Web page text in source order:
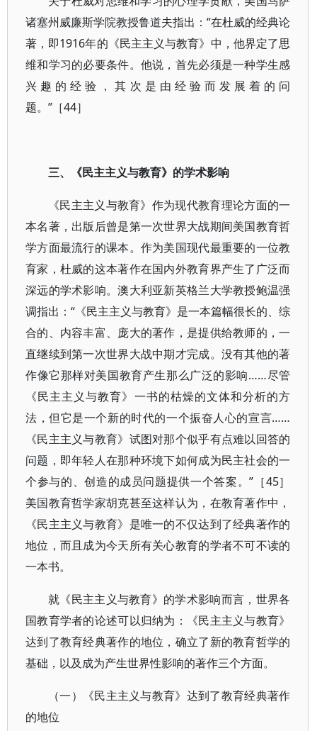
诸塞州威廉斯学院教授鲁道夫指出：“在杜威的经典论
著，即1916年的《民主主义与教育》中，他界定了思
维和学习的必要条件。他说，首先必须是一种学生感
兴趣的经验，其次是由经验而发展着的问
题。”［44］
三、《民主主义与教育》的学术影响
《民主主义与教育》作为现代教育理论方面的一
本名著，出版后曾是第一次世界大战期间美国教育哲
学方面最流行的课本。作为美国现代最重要的一位教
育家，杜威的这本著作在国内外教育界产生了广泛而
深远的学术影响。澳大利亚新英格兰大学教授鲍温强
调指出：“《民主主义与教育》是一本篇幅很长的、综
合的、内容丰富、庞大的著作，是提供给教师的，一
直继续到第一次世界大战中期才完成。没有其他的著
作像它那样对美国教育产生那么广泛的影响……尽管
《民主主义与教育》一书的枯燥的文体和分析的方
法，但它是一个新的时代的一个振奋人心的宣言……
《民主主义与教育》试图对那个似乎有点难以回答的
问题，即年轻人在那种环境下如何成为民主社会的一
个参与的、创造的成员问题提供一个答案。”［45］
美国教育哲学家胡克甚至这样认为，在教育著作中，
《民主主义与教育》是唯一的不仅达到了经典著作的
地位，而且成为今天所有关心教育的学者不可不读的
一本书。
就《民主主义与教育》的学术影响而言，世界各
国教育学者的论述可以归纳为：《民主主义与教育》
达到了教育经典著作的地位，确立了新的教育哲学的
基础，以及成为产生世界性影响的著作三个方面。
（一）《民主主义与教育》达到了教育经典著作
的地位